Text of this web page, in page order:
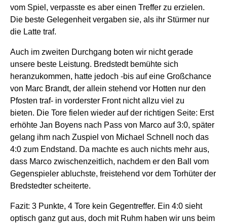
vom Spiel, verpasste es aber einen Treffer zu erzielen.
Die beste Gelegenheit vergaben sie, als ihr Stürmer nur
die Latte traf.
Auch im zweiten Durchgang boten wir nicht gerade
unsere beste Leistung. Bredstedt bemühte sich
heranzukommen, hatte jedoch -bis auf eine Großchance
von Marc Brandt, der allein stehend vor Hotten nur den
Pfosten traf- in vorderster Front nicht allzu viel zu
bieten. Die Tore fielen wieder auf der richtigen Seite: Erst
erhöhte Jan Boyens nach Pass von Marco auf 3:0, später
gelang ihm nach Zuspiel von Michael Schnell noch das
4:0 zum Endstand. Da machte es auch nichts mehr aus,
dass Marco zwischenzeitlich, nachdem er den Ball vom
Gegenspieler abluchste, freistehend vor dem Torhüter der
Bredstedter scheiterte.
Fazit: 3 Punkte, 4 Tore kein Gegentreffer. Ein 4:0 sieht
optisch ganz gut aus, doch mit Ruhm haben wir uns beim